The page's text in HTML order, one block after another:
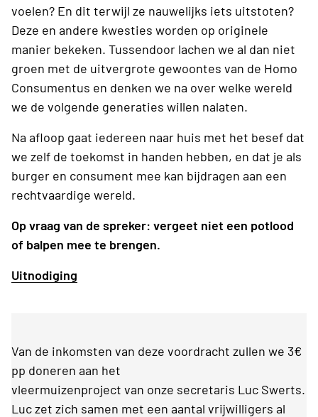
voelen? En dit terwijl ze nauwelijks iets uitstoten?
Deze en andere kwesties worden op originele
manier bekeken. Tussendoor lachen we al dan niet
groen met de uitvergrote gewoontes van de Homo
Consumentus en denken we na over welke wereld
we de volgende generaties willen nalaten.
Na afloop gaat iedereen naar huis met het besef dat
we zelf de toekomst in handen hebben, en dat je als
burger en consument mee kan bijdragen aan een
rechtvaardige wereld.
Op vraag van de spreker: vergeet niet een potlood
of balpen mee te brengen.
Uitnodiging
Van de inkomsten van deze voordracht zullen we 3€
pp doneren aan het
vleermuizenproject van onze secretaris Luc Swerts.
Luc zet zich samen met een aantal vrijwilligers al